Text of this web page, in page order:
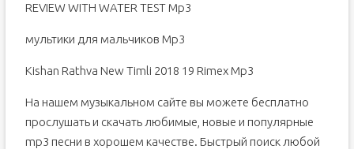
REVIEW WITH WATER TEST Mp3
мультики для мальчиков Mp3
Kishan Rathva New Timli 2018 19 Rimex Mp3
На нашем музыкальном сайте вы можете бесплатно
прослушать и скачать любимые, новые и популярные
mp3 песни в хорошем качестве. Быстрый поиск любой